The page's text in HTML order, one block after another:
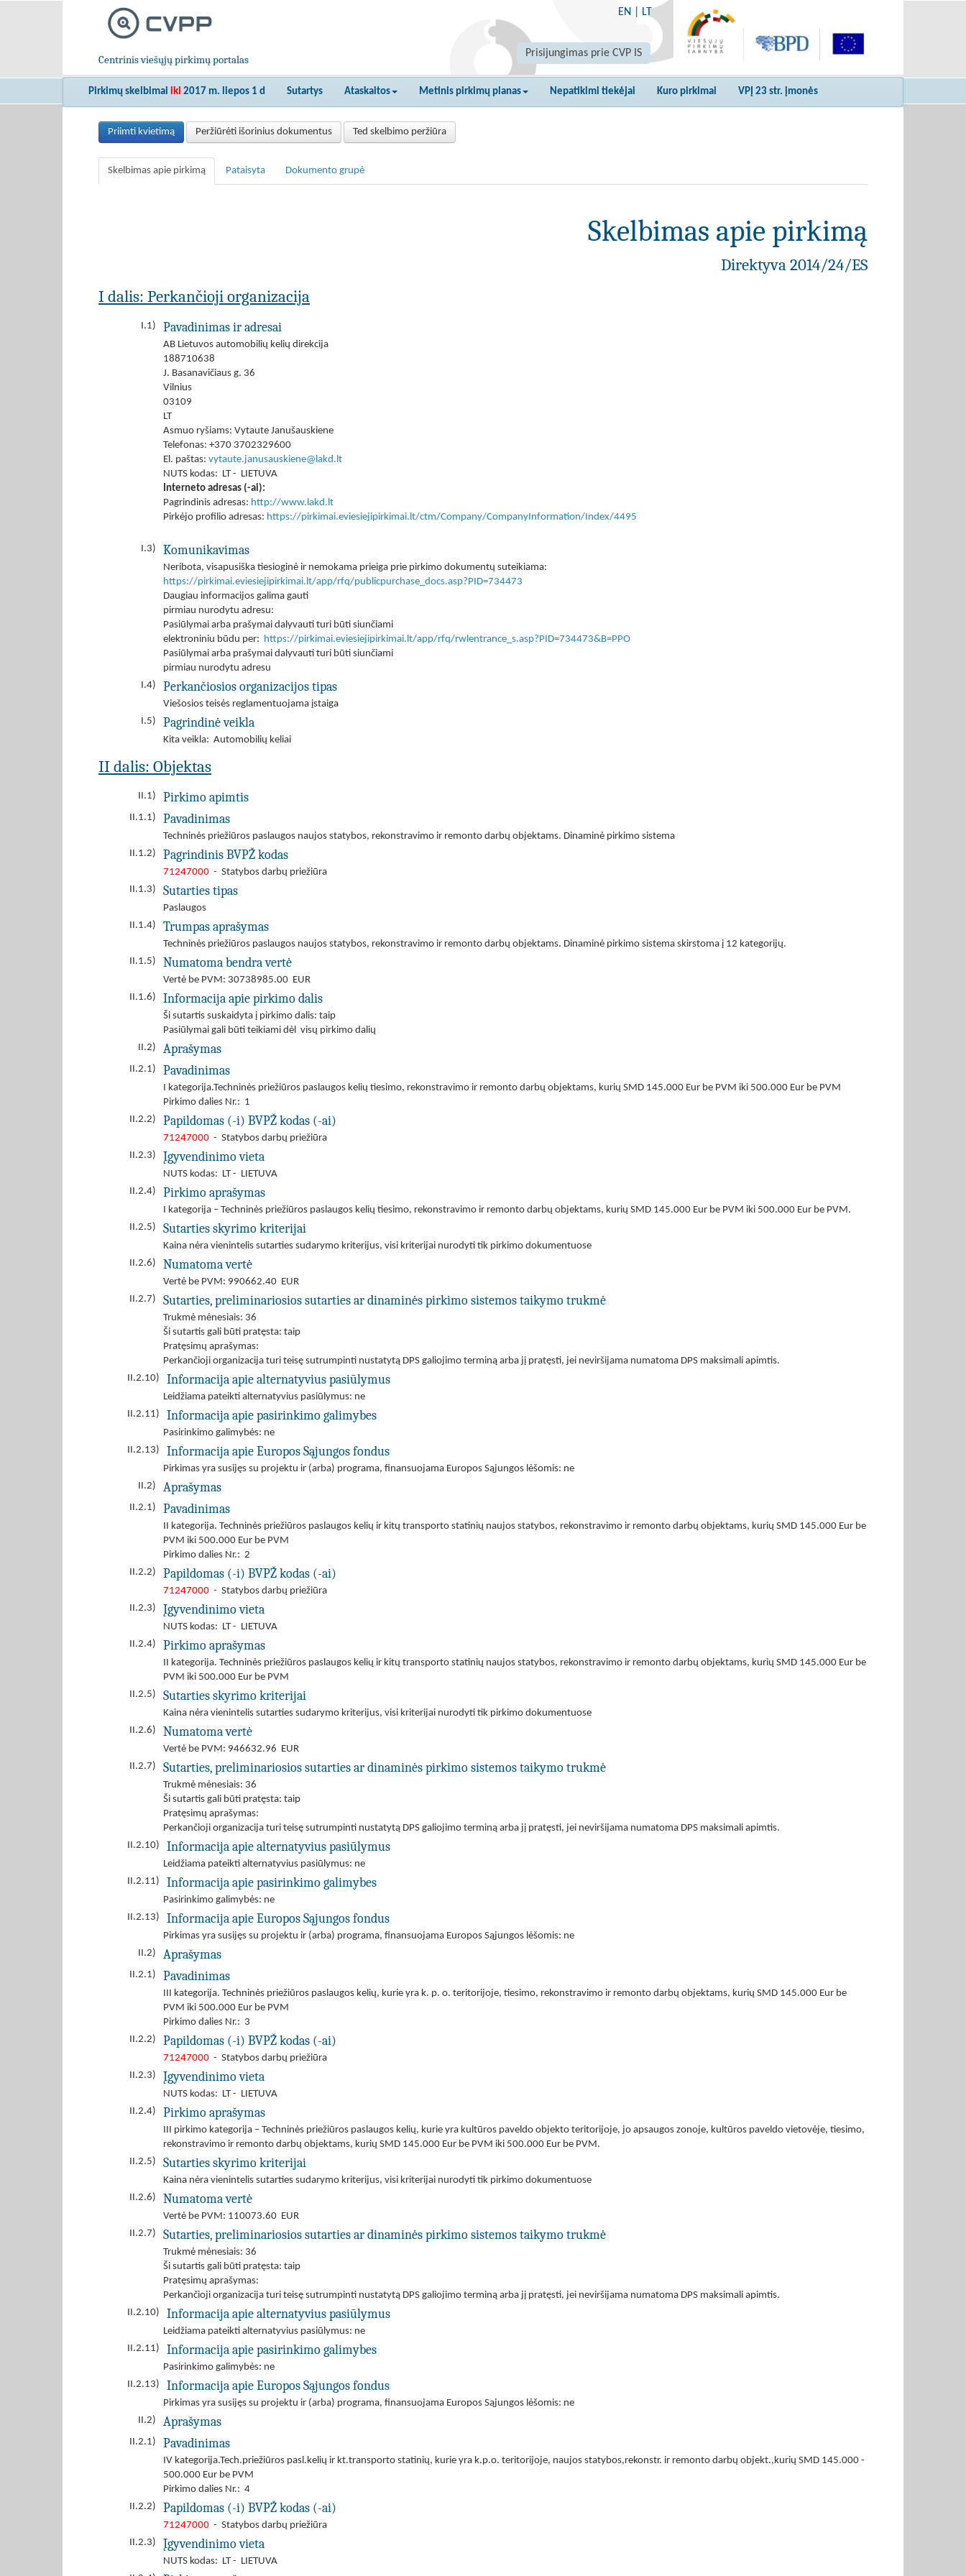
Centrinis viešųjų pirkimų portalas
EN LT
Prisijungimas prie CVP IS
Pirkimų skelbimai iki 2017 m. liepos 1 d Sutartys Ataskaitos Metinis pirkimų planas Nepatikimi tiekėjai Kuro pirkimai VPĮ 23 str. įmonės
Priimti kvietimą Peržiūrėti išorinius dokumentus Ted skelbimo peržiūra
Skelbimas apie pirkimą Pataisyta Dokumento grupė
Skelbimas apie pirkimą
Direktyva 2014/24/ES
I dalis: Perkančioji organizacija
I.1) Pavadinimas ir adresai
AB Lietuvos automobilių kelių direkcija
188710638
J. Basanavičiaus g. 36
Vilnius
03109
LT
Asmuo ryšiams: Vytaute Janušauskiene
Telefonas: +370 3702329600
El. paštas: vytaute.janusauskiene@lakd.lt
NUTS kodas: LT - LIETUVA
Interneto adresas (-ai):
Pagrindinis adresas: http://www.lakd.lt
Pirkėjo profilio adresas: https://pirkimai.eviesiejipirkimai.lt/ctm/Company/CompanyInformation/Index/4495
I.3) Komunikavimas
Neribota, visapusiška tiesioginė ir nemokama prieiga prie pirkimo dokumentų suteikiama:
https://pirkimai.eviesiejipirkimai.lt/app/rfq/publicpurchase_docs.asp?PID=734473
Daugiau informacijos galima gauti
pirmiau nurodytu adresu:
Pasiūlymai arba prašymai dalyvauti turi būti siunčiami
elektroniniu būdu per: https://pirkimai.eviesiejipirkimai.lt/app/rfq/rwlentrance_s.asp?PID=734473&B=PPO
Pasiūlymai arba prašymai dalyvauti turi būti siunčiami
pirmiau nurodytu adresu
I.4)
Perkančiosios organizacijos tipas
Viešosios teisės reglamentuojama įstaiga
I.5)
Pagrindinė veikla
Kita veikla: Automobilių keliai
II dalis: Objektas
II.1) Pirkimo apimtis
II.1.1) Pavadinimas
Techninės priežiūros paslaugos naujos statybos, rekonstravimo ir remonto darbų objektams. Dinaminė pirkimo sistema
II.1.2)
Pagrindinis BVPŽ kodas
71247000 - Statybos darbų priežiūra
II.1.3)
Sutarties tipas
Paslaugos
II.1.4)
Trumpas aprašymas
Techninės priežiūros paslaugos naujos statybos, rekonstravimo ir remonto darbų objektams. Dinaminė pirkimo sistema skirstoma į 12 kategorijų.
II.1.5)
Numatoma bendra vertė
Vertė be PVM: 30738985.00 EUR
II.1.6)
Informacija apie pirkimo dalis
Ši sutartis suskaidyta į pirkimo dalis: taip
Pasiūlymai gali būti teikiami dėl visų pirkimo dalių
II.2)
Aprašymas
II.2.1) Pavadinimas
I kategorija.Techninės priežiūros paslaugos kelių tiesimo, rekonstravimo ir remonto darbų objektams, kurių SMD 145.000 Eur be PVM iki 500.000 Eur be PVM
Pirkimo dalies Nr.: 1
II.2.2)
Papildomas (-i) BVPŽ kodas (-ai)
71247000 - Statybos darbų priežiūra
II.2.3)
Įgyvendinimo vieta
NUTS kodas: LT - LIETUVA
II.2.4)
Pirkimo aprašymas
I kategorija – Techninės priežiūros paslaugos kelių tiesimo, rekonstravimo ir remonto darbų objektams, kurių SMD 145.000 Eur be PVM iki 500.000 Eur be PVM.
II.2.5)
Sutarties skyrimo kriterijai
Kaina nėra vienintelis sutarties sudarymo kriterijus, visi kriterijai nurodyti tik pirkimo dokumentuose
II.2.6)
Numatoma vertė
Vertė be PVM: 990662.40 EUR
II.2.7)
Sutarties, preliminariosios sutarties ar dinaminės pirkimo sistemos taikymo trukmė
Trukmė mėnesiais: 36
Ši sutartis gali būti pratęsta: taip
Pratęsimų aprašymas:
Perkančioji organizacija turi teisę sutrumpinti nustatytą DPS galiojimo terminą arba jį pratęsti, jei neviršijama numatoma DPS maksimali apimtis.
II.2.10)
Informacija apie alternatyvius pasiūlymus
Leidžiama pateikti alternatyvius pasiūlymus: ne
II.2.11)
Informacija apie pasirinkimo galimybes
Pasirinkimo galimybės: ne
II.2.13)
Informacija apie Europos Sąjungos fondus
Pirkimas yra susijęs su projektu ir (arba) programa, finansuojama Europos Sąjungos lėšomis: ne
II.2)
Aprašymas
II.2.1) Pavadinimas
II kategorija. Techninės priežiūros paslaugos kelių ir kitų transporto statinių naujos statybos, rekonstravimo ir remonto darbų objektams, kurių SMD 145.000 Eur be
PVM iki 500.000 Eur be PVM
Pirkimo dalies Nr.: 2
II.2.2)
Papildomas (-i) BVPŽ kodas (-ai)
71247000 - Statybos darbų priežiūra
II.2.3)
Įgyvendinimo vieta
NUTS kodas: LT - LIETUVA
II.2.4)
Pirkimo aprašymas
II kategorija. Techninės priežiūros paslaugos kelių ir kitų transporto statinių naujos statybos, rekonstravimo ir remonto darbų objektams, kurių SMD 145.000 Eur be
PVM iki 500.000 Eur be PVM
II.2.5)
Sutarties skyrimo kriterijai
Kaina nėra vienintelis sutarties sudarymo kriterijus, visi kriterijai nurodyti tik pirkimo dokumentuose
II.2.6)
Numatoma vertė
Vertė be PVM: 946632.96 EUR
II.2.7)
Sutarties, preliminariosios sutarties ar dinaminės pirkimo sistemos taikymo trukmė
Trukmė mėnesiais: 36
Ši sutartis gali būti pratęsta: taip
Pratęsimų aprašymas:
Perkančioji organizacija turi teisę sutrumpinti nustatytą DPS galiojimo terminą arba jį pratęsti, jei neviršijama numatoma DPS maksimali apimtis.
II.2.10)
Informacija apie alternatyvius pasiūlymus
Leidžiama pateikti alternatyvius pasiūlymus: ne
II.2.11)
Informacija apie pasirinkimo galimybes
Pasirinkimo galimybės: ne
II.2.13)
Informacija apie Europos Sąjungos fondus
Pirkimas yra susijęs su projektu ir (arba) programa, finansuojama Europos Sąjungos lėšomis: ne
II.2)
Aprašymas
II.2.1) Pavadinimas
III kategorija. Techninės priežiūros paslaugos kelių, kurie yra k. p. o. teritorijoje, tiesimo, rekonstravimo ir remonto darbų objektams, kurių SMD 145.000 Eur be
PVM iki 500.000 Eur be PVM
Pirkimo dalies Nr.: 3
II.2.2)
Papildomas (-i) BVPŽ kodas (-ai)
71247000 - Statybos darbų priežiūra
II.2.3)
Įgyvendinimo vieta
NUTS kodas: LT - LIETUVA
II.2.4)
Pirkimo aprašymas
III pirkimo kategorija – Techninės priežiūros paslaugos kelių, kurie yra kultūros paveldo objekto teritorijoje, jo apsaugos zonoje, kultūros paveldo vietovėje, tiesimo,
rekonstravimo ir remonto darbų objektams, kurių SMD 145.000 Eur be PVM iki 500.000 Eur be PVM.
II.2.5)
Sutarties skyrimo kriterijai
Kaina nėra vienintelis sutarties sudarymo kriterijus, visi kriterijai nurodyti tik pirkimo dokumentuose
II.2.6)
Numatoma vertė
Vertė be PVM: 110073.60 EUR
II.2.7)
Sutarties, preliminariosios sutarties ar dinaminės pirkimo sistemos taikymo trukmė
Trukmė mėnesiais: 36
Ši sutartis gali būti pratęsta: taip
Pratęsimų aprašymas:
Perkančioji organizacija turi teisę sutrumpinti nustatytą DPS galiojimo terminą arba jį pratęsti, jei neviršijama numatoma DPS maksimali apimtis.
II.2.10)
Informacija apie alternatyvius pasiūlymus
Leidžiama pateikti alternatyvius pasiūlymus: ne
II.2.11)
Informacija apie pasirinkimo galimybes
Pasirinkimo galimybės: ne
II.2.13)
Informacija apie Europos Sąjungos fondus
Pirkimas yra susijęs su projektu ir (arba) programa, finansuojama Europos Sąjungos lėšomis: ne
II.2)
Aprašymas
II.2.1) Pavadinimas
IV kategorija.Tech.priežiūros pasl.kelių ir kt.transporto statinių, kurie yra k.p.o. teritorijoje, naujos statybos,rekonstr. ir remonto darbų objekt.,kurių SMD 145.000 -
500.000 Eur be PVM
Pirkimo dalies Nr.: 4
II.2.2)
Papildomas (-i) BVPŽ kodas (-ai)
71247000 - Statybos darbų priežiūra
II.2.3)
Įgyvendinimo vieta
NUTS kodas: LT - LIETUVA